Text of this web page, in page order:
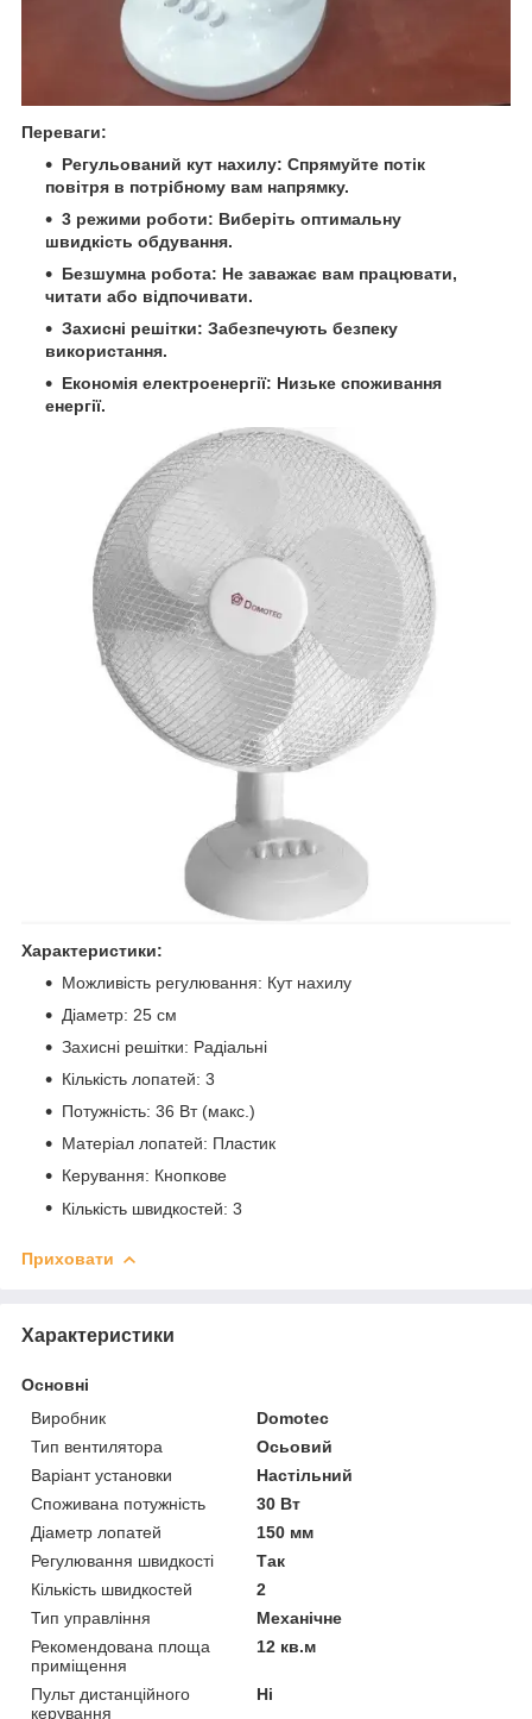
Переваги:
Регульований кут нахилу: Спрямуйте потік
повітря в потрібному вам напрямку.
3 режими роботи: Виберіть оптимальну
швидкість обдування.
Безшумна робота: Не заважає вам працювати,
читати або відпочивати.
Захисні решітки: Забезпечують безпеку
використання.
Економія електроенергії: Низьке споживання
енергії.
Характеристики:
Можливість регулювання: Кут нахилу
Діаметр: 25 см
Захисні решітки: Радіальні
Кількість лопатей: 3
Потужність: 36 Вт (макс.)
Матеріал лопатей: Пластик
Керування: Кнопкове
Кількість швидкостей: 3
Приховати
Характеристики
Основні
Виробник
Domotec
Тип вентилятора
Осьовий
Варіант установки
Настільний
Споживана потужність
30 Вт
Діаметр лопатей
150 мм
Регулювання швидкості
Так
Кількість швидкостей
2
Тип управління
Механічне
Рекомендована площа
приміщення
12 кв.м
Пульт дистанційного
керування
Ні